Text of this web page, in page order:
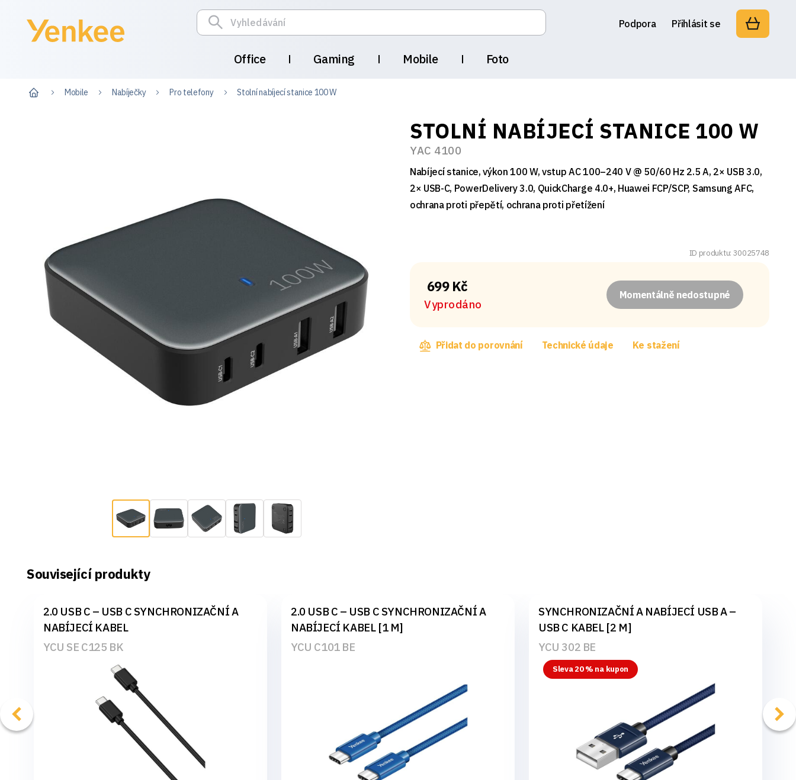
Office Gaming Mobile Foto
Podpora Přihlásit se
Mobile Nabíječky Pro telefony Stolní nabíjecí stanice 100 W
STOLNÍ NABÍJECÍ STANICE 100 W
YAC 4100
Nabíjecí stanice, výkon 100 W, vstup AC 100–240 V @ 50/60 Hz 2.5 A, 2× USB 3.0,
2× USB-C, PowerDelivery 3.0, QuickCharge 4.0+, Huawei FCP/SCP, Samsung AFC,
ochrana proti přepětí, ochrana proti přetížení
ID produktu: 30025748
699 Kč
Vyprodáno
Momentálně nedostupné
Přidat do porovnání Technické údaje Ke stažení
Související produkty
2.0 USB C – USB C SYNCHRONIZAČNÍ A
NABÍJECÍ KABEL
YCU SE C125 BK
2.0 USB C – USB C SYNCHRONIZAČNÍ A
NABÍJECÍ KABEL [1 M]
YCU C101 BE
SYNCHRONIZAČNÍ A NABÍJECÍ USB A –
USB C KABEL [2 M]
YCU 302 BE
Sleva 20 % na kupon